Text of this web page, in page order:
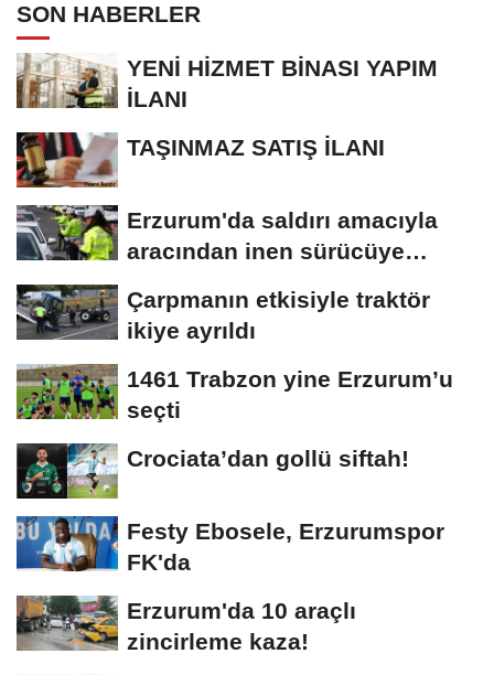
SON HABERLER
YENİ HİZMET BİNASI YAPIM
İLANI
TAŞINMAZ SATIŞ İLANI
Erzurum'da saldırı amacıyla
aracından inen sürücüye
Çarpmanın etkisiyle traktör
ikiye ayrıldı
1461 Trabzon yine Erzurum’u
seçti
Crociata’dan gollü siftah!
Festy Ebosele, Erzurumspor
FK'da
Erzurum'da 10 araçlı
zincirleme kaza!